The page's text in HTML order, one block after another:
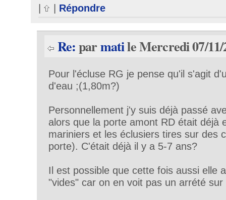
Répondre
Re:parmatile Mercredi 07/11/
Pour l'écluse RG je pense qu'il s'agit
d'eau ;(1,80m?)
Personnellement j'y suis déjà passé
alors que la porte amont RD était déjà
mariniers et les éclusiers tires sur des
porte). C'était déjà il y a 5-7 ans?
Il est possible que cette fois aussi elle
"vides" car on en voit pas un arrété